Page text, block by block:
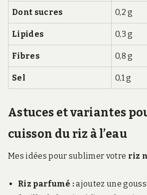
Dont sucres 0,2 g
Lipides 0,3 g
Fibres 0,8 g
Sel 0,1 g
Astuces et variantes
cuisson du riz à l’eau
Mes idées pour sublimer votre riz
Riz parfumé :ajoutez une